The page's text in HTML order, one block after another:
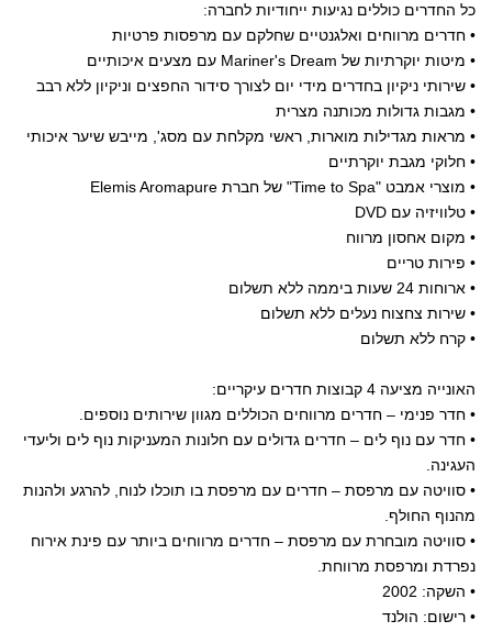
כל החדרים כוללים נגיעות ייחודיות לחברה:
• חדרים מרווחים ואלגנטיים שחלקם עם מרפסות פרטיות
• מיטות יוקרתיות של Mariner's Dream עם מצעים איכותיים
• שירותי ניקיון בחדרים מידי יום לצורך סידור החפצים וניקיון ללא רבב
• מגבות גדולות מכותנה מצרית
• מראות מגדילות מוארות, ראשי מקלחת עם מסג', מייבש שיער איכותי
• חלוקי מגבת יוקרתיים
• מוצרי אמבט "Time to Spa" של חברת Elemis Aromapure
• טלוויזיה עם DVD
• מקום אחסון מרווח
• פירות טריים
• ארוחות 24 שעות ביממה ללא תשלום
• שירות צחצוח נעלים ללא תשלום
• קרח ללא תשלום
האונייה מציעה 4 קבוצות חדרים עיקריים:
• חדר פנימי – חדרים מרווחים הכוללים מגוון שירותים נוספים.
• חדר עם נוף לים – חדרים גדולים עם חלונות המעניקות נוף לים וליעדי
העגינה.
• סוויטה עם מרפסת – חדרים עם מרפסת בו תוכלו לנוח, להרגע ולהנות
מהנוף החולף.
• סוויטה מובחרת עם מרפסת – חדרים מרווחים ביותר עם פינת אירוח
נפרדת ומרפסת מרווחת.
• השקה: 2002
• רישום: הולנד